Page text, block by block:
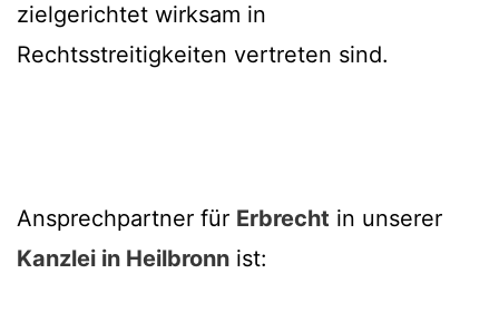
zielgerichtet wirksam in
Rechtsstreitigkeiten vertreten sind.
Ansprechpartner für Erbrecht in unserer
Kanzlei in Heilbronn ist: